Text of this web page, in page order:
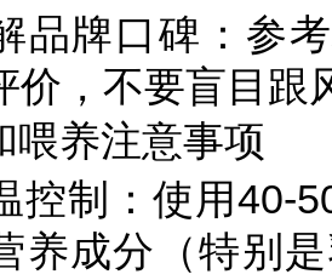
品牌口碑：参
价，不要盲目跟
喂养注意事项
控制：使用40-
养成分（特别